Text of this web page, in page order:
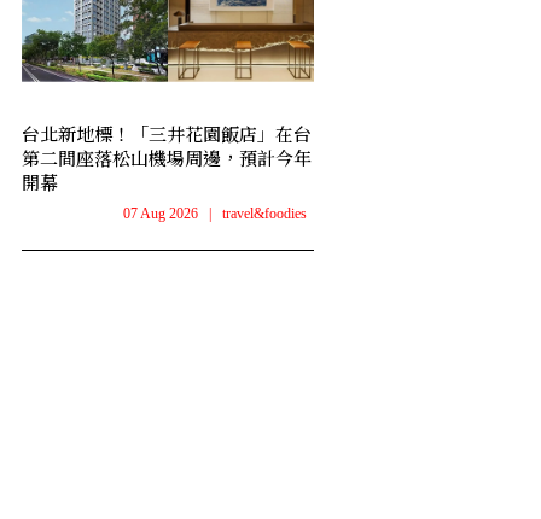
台北新地標！「三井花園飯店」在台
第二間座落松山機場周邊，預計今年
開幕
07 Aug 2026 travel&foodies